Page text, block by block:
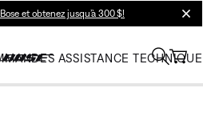
et obtenez jusqu’à 300 $!
ASSISTANCE TECHNIQUE